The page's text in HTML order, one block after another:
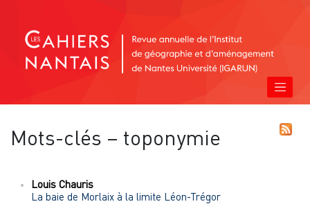
Mots-clés – toponymie
Louis Chauris
La baie de Morlaix à la limite Léon-Trégor